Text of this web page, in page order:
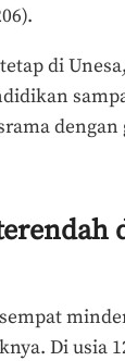
di
dengan
Di usia